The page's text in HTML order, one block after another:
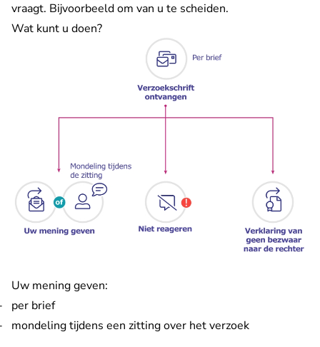
vraagt. Bijvoorbeeld om van u te scheiden.
Wat kunt u doen?
Uw mening geven:
per brief
mondeling tijdens een zitting over het verzoek